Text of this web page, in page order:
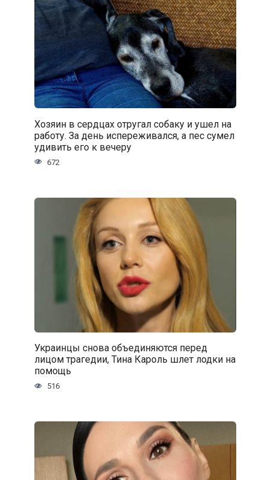
Хозяин в сердцах отругал собаку и ушел на
работу. За день испереживался, а пес сумел
удивить его к вечеру
672
Украинцы снова объединяются перед
лицом трагедии, Тина Кароль шлет лодки на
помощь
516